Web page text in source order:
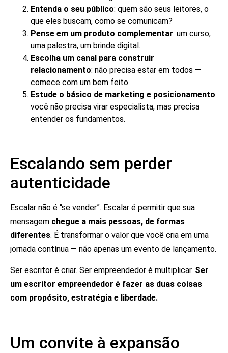
Entenda o seu público: quem são seus leitores, o
que eles buscam, como se comunicam?
Pense em um produto complementar: um curso,
uma palestra, um brinde digital.
Escolha um canal para construir
relacionamento: não precisa estar em todos —
comece com um bem feito.
Estude o básico de marketing e posicionamento:
você não precisa virar especialista, mas precisa
entender os fundamentos.
Escalando sem perder
autenticidade
Escalar não é “se vender”. Escalar é permitir que sua
mensagem chegue a mais pessoas, de formas
diferentes. É transformar o valor que você cria em uma
jornada contínua — não apenas um evento de lançamento.
Ser escritor é criar. Ser empreendedor é multiplicar. Ser
um escritor empreendedor é fazer as duas coisas
com propósito, estratégia e liberdade.
Um convite à expansão